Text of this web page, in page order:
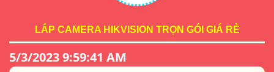
LẮP CAMERA HIKVISION TRỌN GÓI GIÁ RẺ
5/3/2023 9:59:41 AM